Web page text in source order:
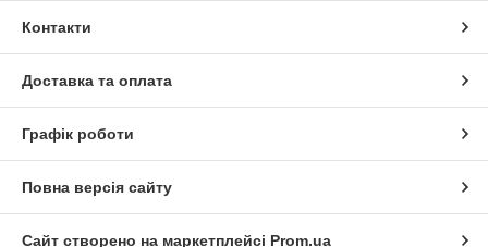
Контакти
Доставка та оплата
Графік роботи
Повна версія сайту
Сайт створено на маркетплейсі Prom.ua